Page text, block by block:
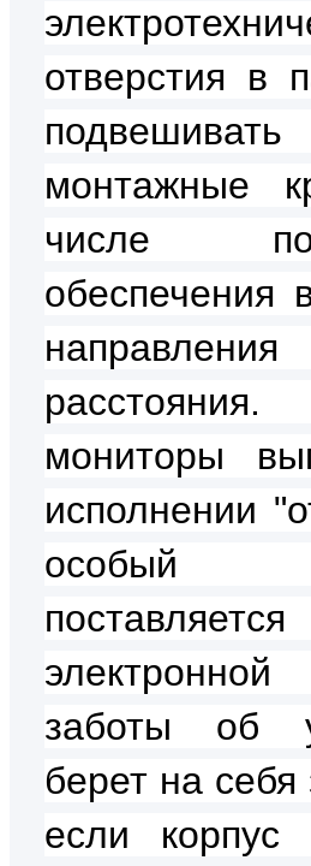
отверстия в
монтажные
числе
обеспечения
мониторы
исполнении
особый
заботы об
берет на себя
если корпус